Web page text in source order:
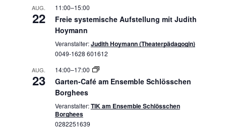
AUG.
22
11:00–15:00
Freie systemische Aufstellung mit Judith
Hoymann
Veranstalter:Judith Hoymann (Theaterpädagogin)
0049-1628 601612
AUG.
23
14:00–17:00
Garten-Café am Ensemble Schlösschen
Borghees
Veranstalter:TIK am Ensemble Schlösschen
Borghees
0282251639